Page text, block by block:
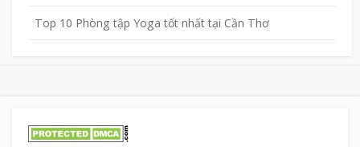
Top 10 Phòng tập Yoga tốt nhất tại Cần Thơ